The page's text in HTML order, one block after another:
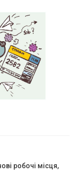
робочі місця,